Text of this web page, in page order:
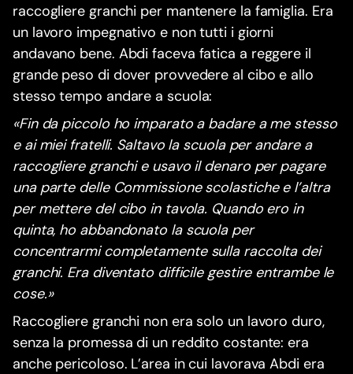
raccogliere granchi per mantenere la famiglia. Era
un lavoro impegnativo e non tutti i giorni
andavano bene. Abdi faceva fatica a reggere il
grande peso di dover provvedere al cibo e allo
stesso tempo andare a scuola:
«Fin da piccolo ho imparato a badare a me stesso
e ai miei fratelli. Saltavo la scuola per andare a
raccogliere granchi e usavo il denaro per pagare
una parte delle Commissione scolastiche e l’altra
per mettere del cibo in tavola. Quando ero in
quinta, ho abbandonato la scuola per
concentrarmi completamente sulla raccolta dei
granchi. Era diventato difficile gestire entrambe le
cose.»
Raccogliere granchi non era solo un lavoro duro,
senza la promessa di un reddito costante: era
anche pericoloso. L’area in cui lavorava Abdi era